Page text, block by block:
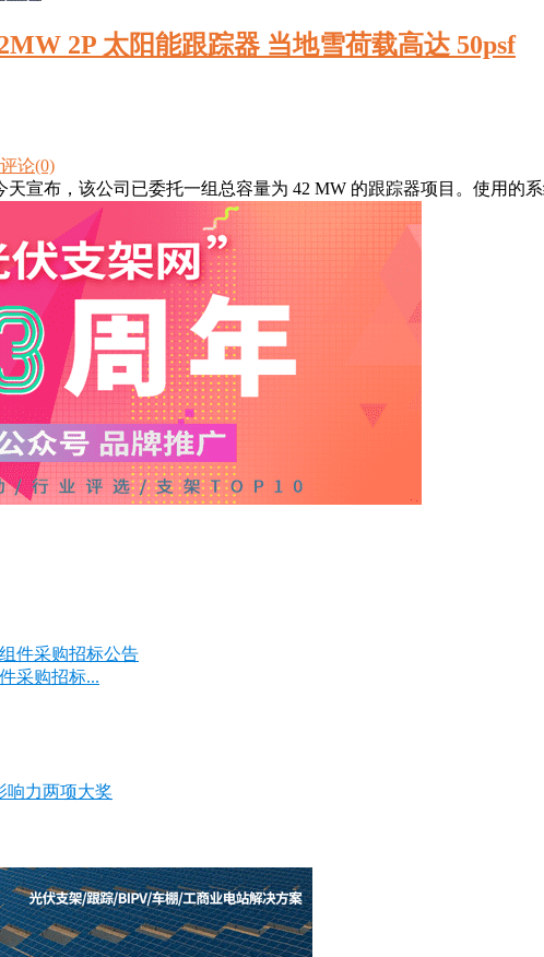
2P 太阳能跟踪器 当地雪荷载高达 50psf
评论(0)
天宣布，该公司已委托一组总容量为 42 MW 的跟踪器项目。使用的系
采购招标...
响力两项大奖